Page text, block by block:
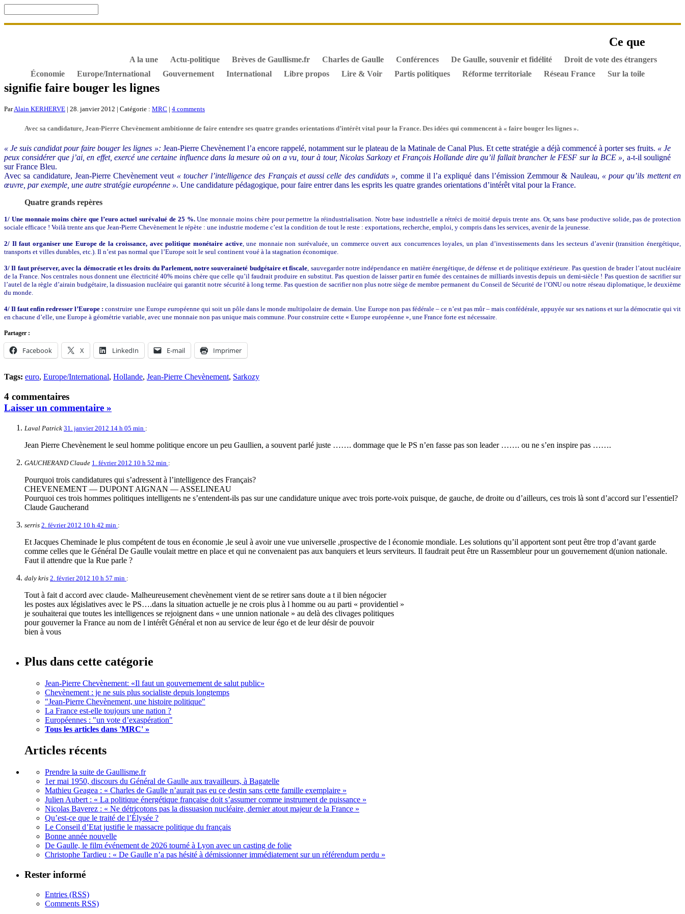
A la une Actu-politique Brèves de Gaullisme.fr Charles de Gaulle Conférences De Gaulle, souvenir et fidélité
Droit de vote des étrangers
Économie
Europe/International Gouvernement International Libre propos Lire & Voir Partis politiques Réforme territoriale Réseau France Sur la toile
Ce que
signifie faire bouger les lignes
ParAlain KERHERVE | 28. janvier 2012 | Catégorie : MRC | 4 comments
Avec sa candidature, Jean-Pierre Chevènement ambitionne de faire entendre ses quatre grandes orientations d’intérêt vital pour la France. Des idées qui commencent à « faire bouger les lignes ».
« Je suis candidat pour faire bouger les lignes »: Jean-Pierre Chevènement l’a encore rappelé, notamment sur le plateau de la Matinale de Canal Plus. Et cette stratégie a déjà commencé à porter ses fruits. « Je
peux considérer que j’ai, en effet, exercé une certaine influence dans la mesure où on a vu, tour à tour, Nicolas Sarkozy et François Hollande dire qu’il fallait brancher le FESF sur la BCE », a-t-il souligné
sur France Bleu.
Avec sa candidature, Jean-Pierre Chevènement veut « toucher l’intelligence des Français et aussi celle des candidats », comme il l’a expliqué dans l’émission Zemmour & Nauleau, « pour qu’ils mettent en
œuvre, par exemple, une autre stratégie européenne ». Une candidature pédagogique, pour faire entrer dans les esprits les quatre grandes orientations d’intérêt vital pour la France.
Quatre grands repères
1/ Une monnaie moins chère que l’euro actuel surévalué de 25 %.Une monnaie moins chère pour permettre la réindustrialisation. Notre base industrielle a rétréci de moitié depuis trente ans. Or, sans base productive solide, pas de protection
sociale efficace ! Voilà trente ans que Jean-Pierre Chevènement le répète : une industrie moderne c’est la condition de tout le reste : exportations, recherche, emploi, y compris dans les services, avenir de la jeunesse.
2/ Il faut organiser une Europe de la croissance, avec politique monétaire active, une monnaie non surévaluée, un commerce ouvert aux concurrences loyales, un plan d’investissements dans les secteurs d’avenir (transition énergétique,
transports et villes durables, etc.). Il n’est pas normal que l’Europe soit le seul continent voué à la stagnation économique.
3/ Il faut préserver, avec la démocratie et les droits du Parlement, notre souveraineté budgétaire et fiscale, sauvegarder notre indépendance en matière énergétique, de défense et de politique extérieure. Pas question de brader l’atout nucléaire
de la France. Nos centrales nous donnent une électricité 40% moins chère que celle qu’il faudrait produire en substitut. Pas question de laisser partir en fumée des centaines de milliards investis depuis un demi-siècle ! Pas question de sacrifier sur
l’autel de la règle d’airain budgétaire, la dissuasion nucléaire qui garantit notre sécurité à long terme. Pas question de sacrifier non plus notre siège de membre permanent du Conseil de Sécurité de l’ONU ou notre réseau diplomatique, le deuxième
du monde.
4/ Il faut enfin redresser l’Europe : construire une Europe européenne qui soit un pôle dans le monde multipolaire de demain. Une Europe non pas fédérale – ce n’est pas mûr – mais confédérale, appuyée sur ses nations et sur la démocratie qui vit
en chacune d’elle, une Europe à géométrie variable, avec une monnaie non pas unique mais commune. Pour construire cette « Europe européenne », une France forte est nécessaire.
Partager :
Facebook X LinkedIn E-mail Imprimer
Tags: euro, Europe/International, Hollande, Jean-Pierre Chevènement, Sarkozy
4 commentaires
Laisser un commentaire »
Laval Patrick 31. janvier 2012 14 h 05 min :
Jean Pierre Chevènement le seul homme politique encore un peu Gaullien, a souvent parlé juste ……. dommage que le PS n’en fasse pas son leader ……. ou ne s’en inspire pas …….
GAUCHERAND Claude 1. février 2012 10 h 52 min :
Pourquoi trois candidatures qui s’adressent à l’intelligence des Français?
CHEVENEMENT — DUPONT AIGNAN — ASSELINEAU
Pourquoi ces trois hommes politiques intelligents ne s’entendent-ils pas sur une candidature unique avec trois porte-voix puisque, de gauche, de droite ou d’ailleurs, ces trois là sont d’accord sur l’essentiel?
Claude Gaucherand
serris 2. février 2012 10 h 42 min :
Et Jacques Cheminade le plus compétent de tous en économie ,le seul à avoir une vue universelle ,prospective de l économie mondiale. Les solutions qu’il apportent sont peut être trop d’avant garde
comme celles que le Général De Gaulle voulait mettre en place et qui ne convenaient pas aux banquiers et leurs serviteurs. Il faudrait peut être un Rassembleur pour un gouvernement d(union nationale.
Faut il attendre que la Rue parle ?
daly kris 2. février 2012 10 h 57 min :
Tout à fait d accord avec claude- Malheureusement chevènement vient de se retirer sans doute a t il bien négocier
les postes aux législatives avec le PS….dans la situation actuelle je ne crois plus à l homme ou au parti « providentiel »
je souhaiterai que toutes les intelligences se rejoignent dans « une unnion nationale » au delà des clivages politiques
pour gouverner la France au nom de l intérêt Général et non au service de leur égo et de leur désir de pouvoir
bien à vous
Plus dans cette catégorie
Jean-Pierre Chevènement: «Il faut un gouvernement de salut public»
Chevènement : je ne suis plus socialiste depuis longtemps
"Jean-Pierre Chevènement, une histoire politique"
La France est-elle toujours une nation ?
Européennes : "un vote d’exaspération"
Tous les articles dans 'MRC' »
Articles récents
Prendre la suite de Gaullisme.fr
1er mai 1950, discours du Général de Gaulle aux travailleurs, à Bagatelle
Mathieu Geagea : « Charles de Gaulle n’aurait pas eu ce destin sans cette famille exemplaire »
Julien Aubert : « La politique énergétique française doit s’assumer comme instrument de puissance »
Nicolas Baverez : « Ne détricotons pas la dissuasion nucléaire, dernier atout majeur de la France »
Qu’est-ce que le traité de l’Élysée ?
Le Conseil d’Etat justifie le massacre politique du français
Bonne année nouvelle
De Gaulle, le film événement de 2026 tourné à Lyon avec un casting de folie
Christophe Tardieu : « De Gaulle n’a pas hésité à démissionner immédiatement sur un référendum perdu »
Rester informé
Entries (RSS)
Comments RSS)